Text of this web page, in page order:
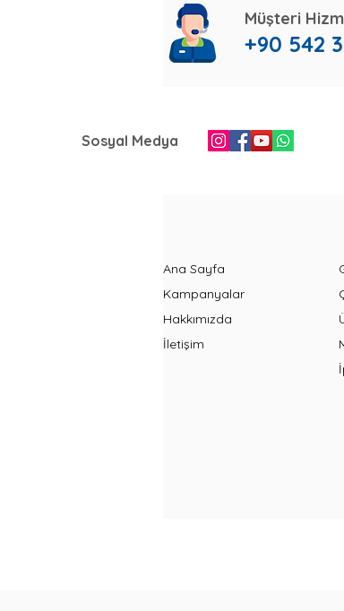
Müşteri
+90 542
Sosyal Medya
Ana Sayfa
Kampanyalar
Hakkımızda
İletişim